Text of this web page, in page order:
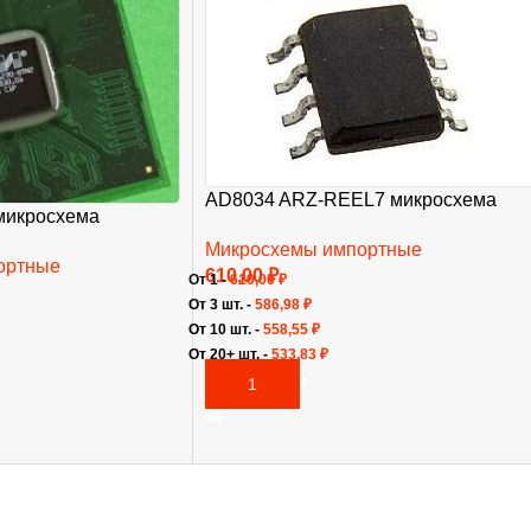
AD8034 ARZ-REEL7 микросхема
Микросхемы импортные
610,00₽
В КОРЗИНУ
От 1 -610,00₽
От 3 шт. - 586,98 ₽
От 10 шт. - 558,55 ₽
От 20+ шт. - 533,83 ₽